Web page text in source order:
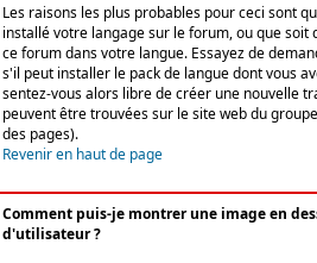
Les raisons les plus probables pour ceci sont
installé votre langage sur le forum, ou que
ce forum dans votre langue. Essayez de
s'il peut installer le pack de langue dont vous
sentez-vous alors libre de créer une nouvelle
peuvent être trouvées sur le site web du
des pages).
Revenir en haut de page
Comment puis-je montrer une image en
d'utilisateur ?